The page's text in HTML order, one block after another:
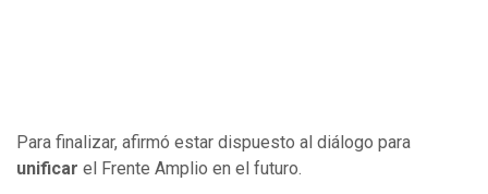
Para finalizar, afirmó estar dispuesto al diálogo para
unificar el Frente Amplio en el futuro.